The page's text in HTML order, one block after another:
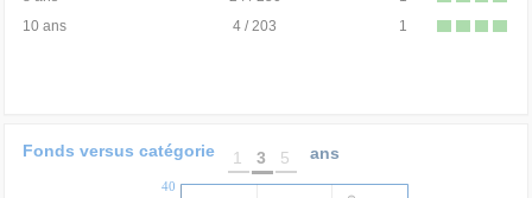
10 ans
4 / 203 1
Fonds versus catégorie 1 3 5 ans
40